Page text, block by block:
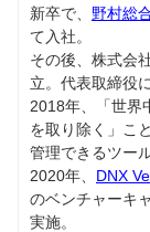
新卒で、 野村総
て入社。
その後、株式会
立。代表取締役
2018年、「世界
を取り除く」こ
管理できるツー
2020年、 DNX
のベンチャーキ
実施。